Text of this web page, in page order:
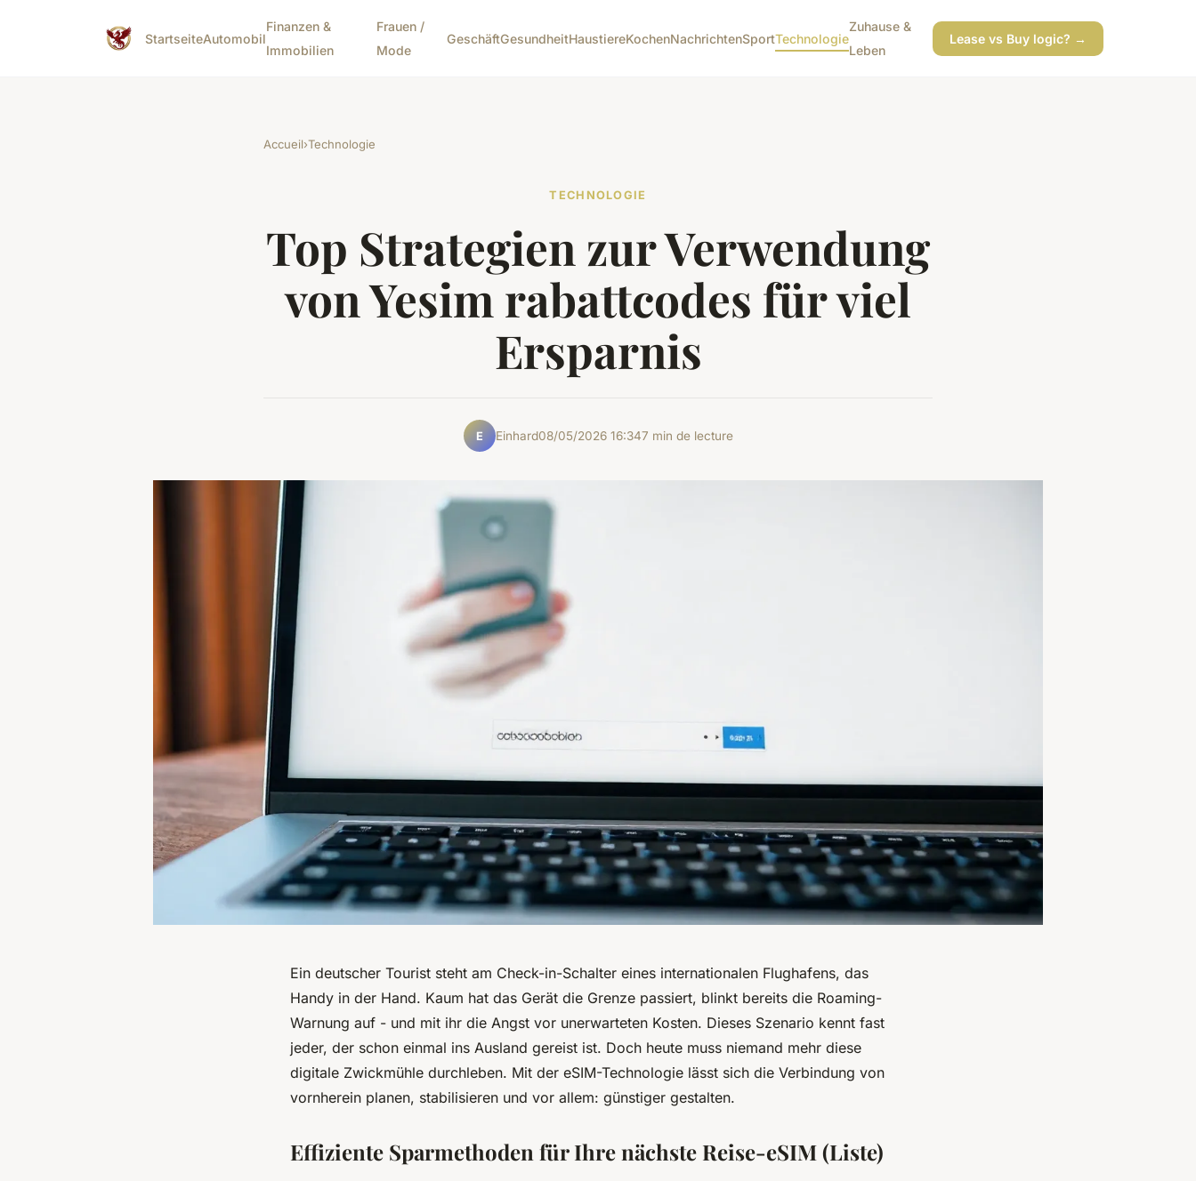
StartseiteAutomobil
Finanzen &
Immobilien
Frauen /
Mode
GeschäftGesundheitHaustiereKochenNachrichtenSportTechnologie
Zuhause &
Leben
Lease vs Buy logic? →
Accueil›Technologie
TECHNOLOGIE
Top Strategien zur Verwendung
von Yesim rabattcodes für viel
Ersparnis
E Einhard08/05/2026 16:347 min de lecture
Ein deutscher Tourist steht am Check-in-Schalter eines internationalen Flughafens, das
Handy in der Hand. Kaum hat das Gerät die Grenze passiert, blinkt bereits die Roaming-
Warnung auf - und mit ihr die Angst vor unerwarteten Kosten. Dieses Szenario kennt fast
jeder, der schon einmal ins Ausland gereist ist. Doch heute muss niemand mehr diese
digitale Zwickmühle durchleben. Mit der eSIM-Technologie lässt sich die Verbindung von
vornherein planen, stabilisieren und vor allem: günstiger gestalten.
Effiziente Sparmethoden für Ihre nächste Reise-eSIM (Liste)